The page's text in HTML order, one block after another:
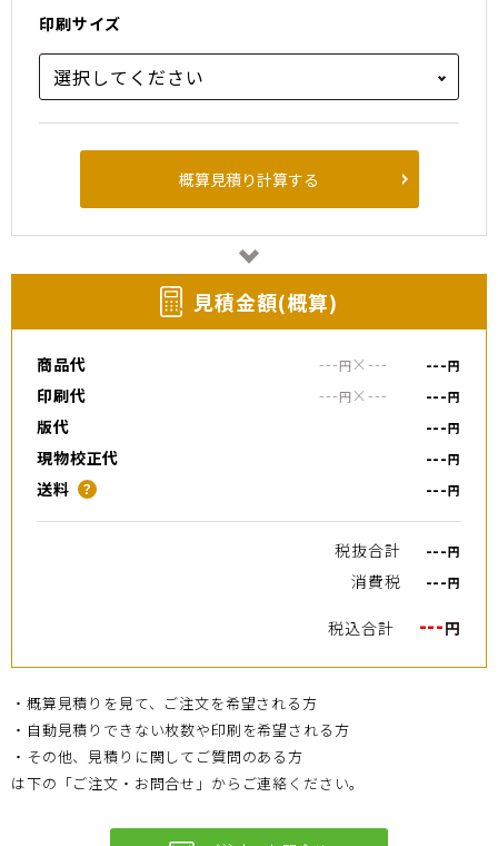
印刷サイズ
概算見積り計算する
⾒積⾦額(概算)
商品代 ---円×--- ---円
印刷代 ---円×--- ---円
版代 ---円
現物校正代 ---円
送料 ？ ---円
税抜合計 ---円
消費税 ---円
税込合計 ---円
・概算見積りを見て、ご注文を希望される方
・自動見積りできない枚数や印刷を希望される方
・その他、見積りに関してご質問のある方
は下の「ご注文・お問合せ」からご連絡ください。